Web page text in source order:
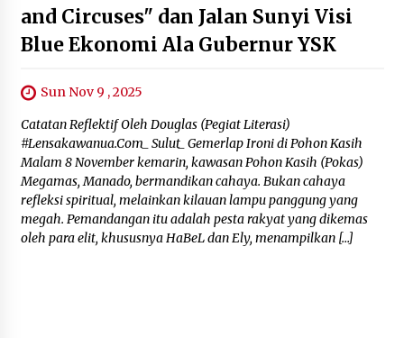
and Circuses" dan Jalan Sunyi Visi
Blue Ekonomi Ala Gubernur YSK
Sun Nov 9 , 2025
Catatan Reflektif Oleh Douglas (Pegiat Literasi)
#Lensakawanua.Com_ Sulut_ Gemerlap Ironi di Pohon Kasih
Malam 8 November kemarin, kawasan Pohon Kasih (Pokas)
Megamas, Manado, bermandikan cahaya. Bukan cahaya
refleksi spiritual, melainkan kilauan lampu panggung yang
megah. Pemandangan itu adalah pesta rakyat yang dikemas
oleh para elit, khususnya HaBeL dan Ely, menampilkan […]